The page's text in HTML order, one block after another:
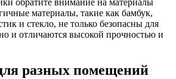
материалы, такие как бамбук,
и стекло, не только безопасны для
и отличаются высокой прочностью и
разных помещений